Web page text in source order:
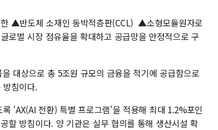
▲반도체 소재인 동박적층판(CCL) ▲소형모듈원자로
벌 시장 점유율을 확대하고 공급망을 안정적으로 구
대상으로 총 5조원 규모의 금융을 적기에 공급함으로
침이다.
'AX(AI 전환) 특별 프로그램'을 적용해 최대 1.2%포인
할 방침이다. 양 기관은 실무 협의를 통해 생산시설 확